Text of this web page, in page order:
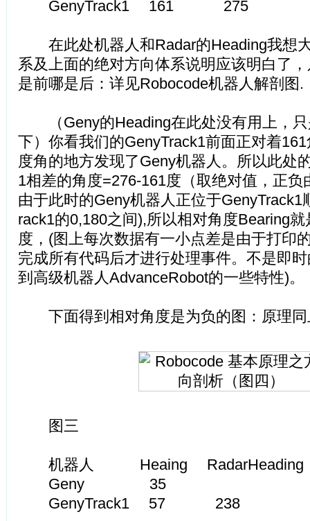
GenyTrack1 161 275
在此处机器人和Radar的Heading我想
系及上面的绝对方向体系说明应该明白了
是前哪是后：详见Robocode机器人解剖图.
（Geny的Heading在此处没有用上，只
下）你看我们的GenyTrack1前面正对着
度角的地方发现了Geny机器人。所以此处
1相差的角度=276-161度（取绝对值，正负
由于此时的Geny机器人正位于GenyTrack1
rack1的0,180之间),所以相对角度Bearing
度，(图上每次数据有一小点差是由于打印
完成所有代码后才进行处理事件。不是即
到高级机器人AdvanceRobot的一些特性)。
下面得到相对角度是为负的图：原理同
图三
机器人 Heaing
Geny 35
GenyTrack1 57 238